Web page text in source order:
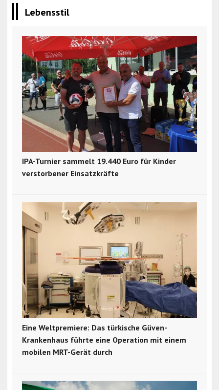
Lebensstil
IPA-Turnier sammelt 19.440 Euro für Kinder
verstorbener Einsatzkräfte
Eine Weltpremiere: Das türkische Güven-
Krankenhaus führte eine Operation mit einem
mobilen MRT-Gerät durch